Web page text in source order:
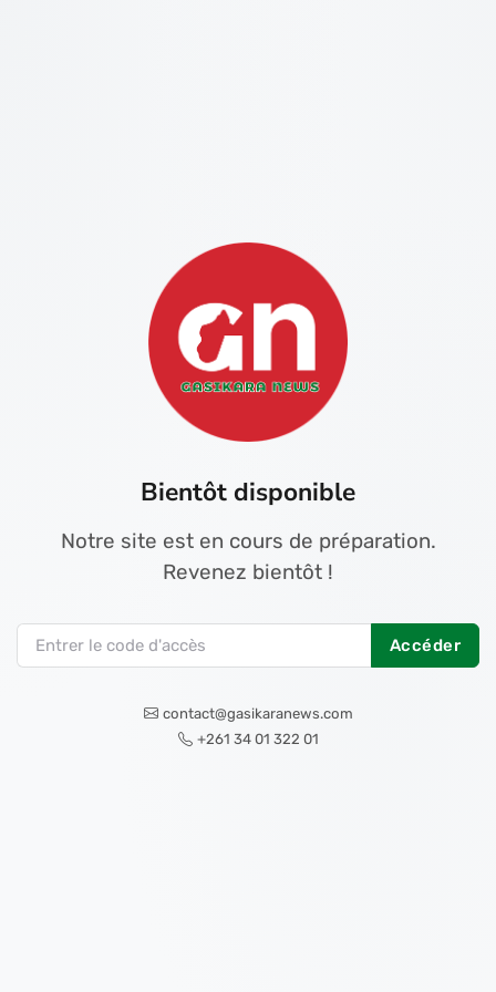
Bientôt disponible
Notre site est en cours de préparation.
Revenez bientôt !
Accéder
contact@gasikaranews.com
+261 34 01 322 01